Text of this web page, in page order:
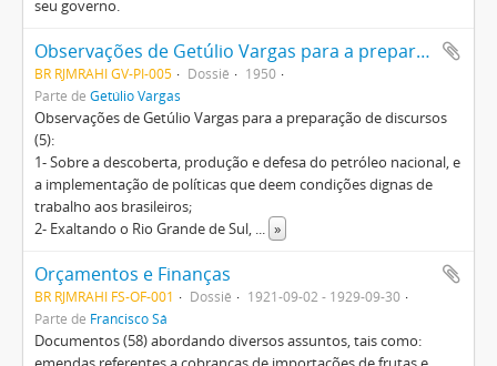
seu governo.
Observações de Getúlio Vargas para a preparação de discursos
BR RJMRAHI GV-PI-005 Dossiê
1950
Parte de Getúlio Vargas
Observações de Getúlio Vargas para a preparação de discursos
(5):
1- Sobre a descoberta, produção e defesa do petróleo nacional, e
a implementação de políticas que deem condições dignas de
trabalho aos brasileiros;
2- Exaltando o Rio Grande de Sul, ... »
Orçamentos e Finanças
BR RJMRAHI FS-OF-001 Dossiê
1921-09-02 - 1929-09-30
Parte de Francisco Sá
Documentos (58) abordando diversos assuntos, tais como: